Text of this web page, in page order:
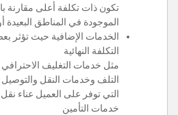
تكون ذات تكلفة أعلى مقارنة
الموجودة في المناطق البعيدة
الخدمات الإضافية حيث تؤثر
التكلفة النهائية
مثل خدمات التغليف الاحترافي
التلف وخدمات النقل والتوصيل
التي توفر على العميل عناء نقل
خدمات التأمين